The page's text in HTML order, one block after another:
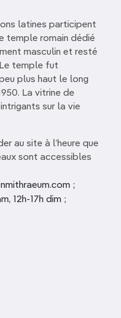
latines participent
temple romain dédié
masculin et resté
Le temple fut
plus haut le long
La vitrine de
sur la vie
au site à l’heure que
sont accessibles
;
12h-17h dim ;